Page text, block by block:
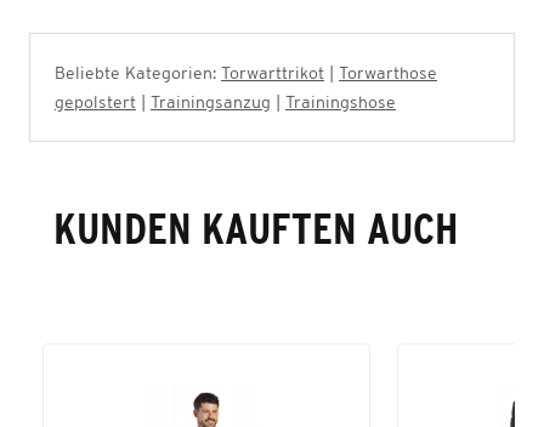
Beliebte Kategorien: Torwarttrikot
Torwarthose
gepolstert
Trainingsanzug Trainingshose
KUNDEN KAUFTEN AUCH